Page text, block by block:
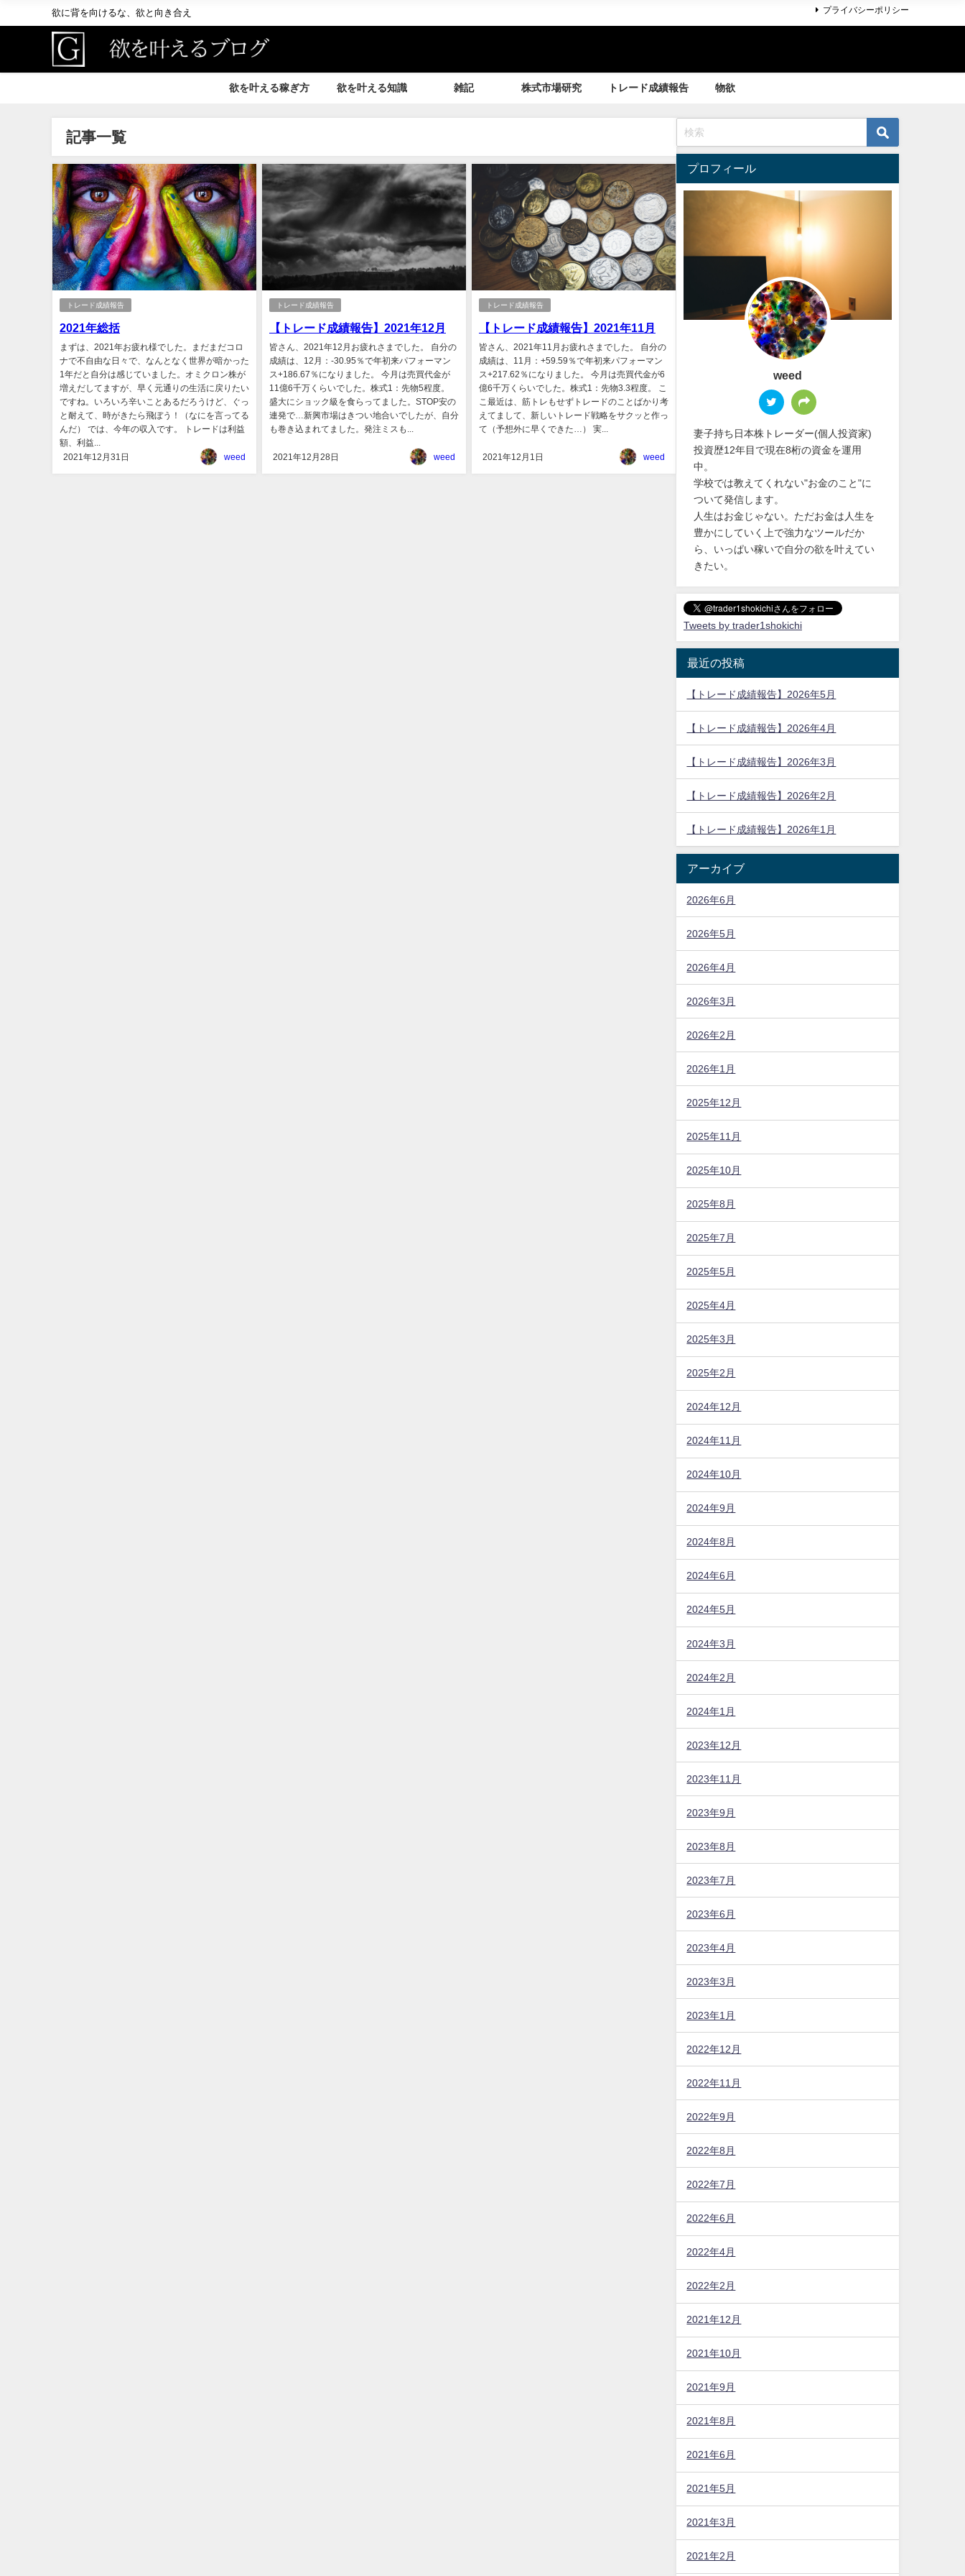
欲に背を向けるな、欲と向き合え プライバシーポリシー
欲を叶える稼ぎ方 欲を叶える知識 雑記 株式市場研究 トレード成績報告 物欲
記事一覧
トレード成績報告
2021年総括
まずは、2021年お疲れ様でした。まだまだコロ
ナで不自由な日々で、なんとなく世界が暗かった
1年だと自分は感じていました。オミクロン株が
増えだしてますが、早く元通りの生活に戻りたい
ですね。いろいろ辛いことあるだろうけど、ぐっ
と耐えて、時がきたら飛ぼう！（なにを言ってる
んだ） では、今年の収入です。 トレードは利益
額、利益...
2021年12月31日
weed
トレード成績報告
【トレード成績報告】2021年12月
皆さん、2021年12月お疲れさまでした。 自分の
成績は、12月：-30.95％で年初来パフォーマン
ス+186.67％になりました。 今月は売買代金が
11億6千万くらいでした。株式1：先物5程度。
盛大にショック級を食らってました。STOP安の
連発で…新興市場はきつい地合いでしたが、自分
も巻き込まれてました。発注ミスも...
2021年12月28日 weed
トレード成績報告
【トレード成績報告】2021年11月
皆さん、2021年11月お疲れさまでした。 自分の
成績は、11月：+59.59％で年初来パフォーマン
ス+217.62％になりました。 今月は売買代金が6
億6千万くらいでした。株式1：先物3.3程度。 こ
こ最近は、筋トレもせずトレードのことばかり考
えてまして、新しいトレード戦略をサクッと作っ
て（予想外に早くできた…） 実...
2021年12月1日 weed
プロフィール
weed
妻子持ち日本株トレーダー(個人投資家)
投資歴12年目で現在8桁の資金を運用
中。
学校では教えてくれない"お金のこと"に
ついて発信します。
人生はお金じゃない。ただお金は人生を
豊かにしていく上で強力なツールだか
ら、いっぱい稼いで自分の欲を叶えてい
きたい。
Tweets by trader1shokichi
最近の投稿
【トレード成績報告】2026年5月
【トレード成績報告】2026年4月
【トレード成績報告】2026年3月
【トレード成績報告】2026年2月
【トレード成績報告】2026年1月
アーカイブ
2026年6月
2026年5月
2026年4月
2026年3月
2026年2月
2026年1月
2025年12月
2025年11月
2025年10月
2025年8月
2025年7月
2025年5月
2025年4月
2025年3月
2025年2月
2024年12月
2024年11月
2024年10月
2024年9月
2024年8月
2024年6月
2024年5月
2024年3月
2024年2月
2024年1月
2023年12月
2023年11月
2023年9月
2023年8月
2023年7月
2023年6月
2023年4月
2023年3月
2023年1月
2022年12月
2022年11月
2022年9月
2022年8月
2022年7月
2022年6月
2022年4月
2022年2月
2021年12月
2021年10月
2021年9月
2021年8月
2021年6月
2021年5月
2021年3月
2021年2月